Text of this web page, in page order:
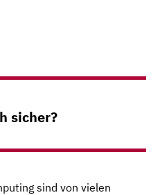
sicher?
sind von vielen